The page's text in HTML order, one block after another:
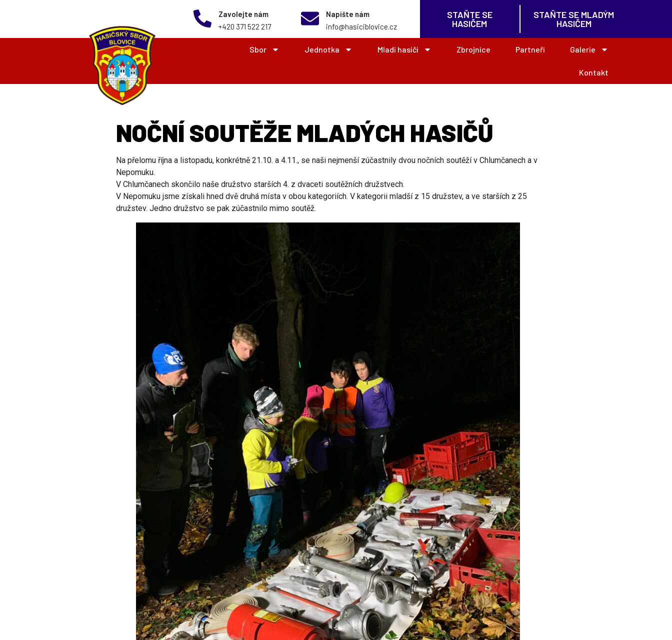
Zavolejte nám
+420 371 522 217
Napište nám
info@hasiciblovice.cz
STAŇTE SE
HASIČEM
STAŇTE SE MLADÝM
HASIČEM
Sbor Jednotka Mladí hasiči Zbrojnice Partneři Galerie
Kontakt
NOČNÍ SOUTĚŽE MLADÝCH HASIČŮ
Na přelomu října a listopadu, konkrétně 21.10. a 4.11., se naši nejmenší zúčastnily dvou nočních soutěží v Chlumčanech a v
Nepomuku.
V Chlumčanech skončilo naše družstvo starších 4. z dvaceti soutěžních družstvech.
V Nepomuku jsme získali hned dvě druhá místa v obou kategoriích. V kategorii mladší z 15 družstev, a ve starších z 25
družstev. Jedno družstvo se pak zúčastnilo mimo soutěž.